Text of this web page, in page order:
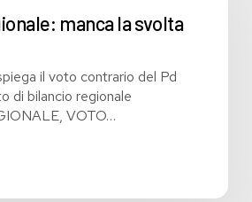
manca la svolta
il voto contrario del Pd
di bilancio regionale
VOTO…